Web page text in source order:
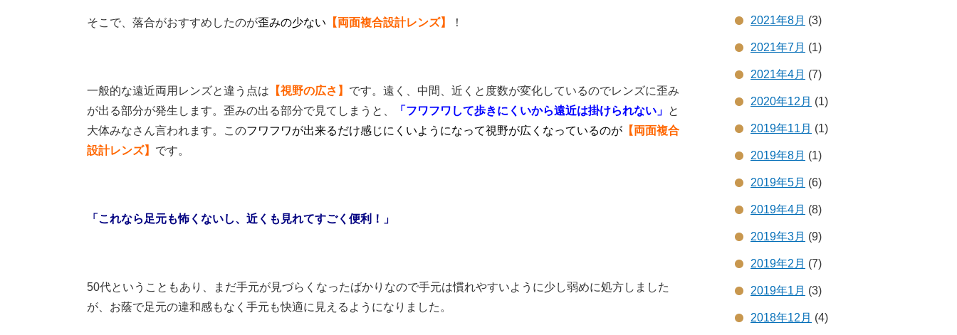
そこで、落合がおすすめしたのが歪みの少ない 【両面複合設計レンズ】 ！
一般的な遠近両用レンズと違う点は 【視野の広さ】 です。遠く、中間、近くと度数が変化しているのでレンズに歪み
が出る部分が発生します。歪みの出る部分で見てしまうと、
「フワフワして歩きにくいから遠近は掛けられない」 と
大体みなさん言われます。このフワフワが出来るだけ感じにくいようになって視野が広くなっているのが 【両面複合
設計レンズ】 です。
「これなら足元も怖くないし、近くも見れてすごく便利！」
50代ということもあり、まだ手元が見づらくなったばかりなので手元は慣れやすいように少し弱めに処方しました
が、お蔭で足元の違和感もなく手元も快適に見えるようになりました。
2021年8月 (3)
2021年7月 (1)
2021年4月 (7)
2020年12月 (1)
2019年11月 (1)
2019年8月 (1)
2019年5月 (6)
2019年4月 (8)
2019年3月 (9)
2019年2月 (7)
2019年1月 (3)
2018年12月 (4)